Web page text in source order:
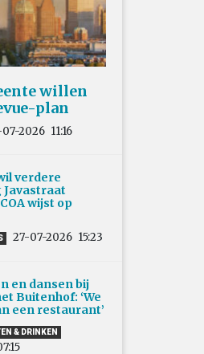
willen
plan
2026 11:16
verdere
Javastraat
wijst op
27-07-2026 15:23
en dansen bij
Buitenhof: ‘We
een restaurant’
& DRINKEN